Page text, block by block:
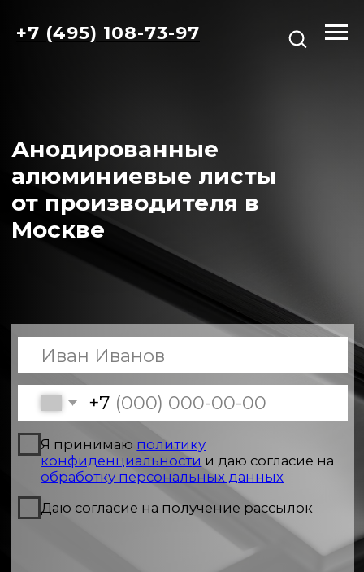
+7 (495) 108-73-97
от производителя в
Москве
обработку персональных данных
Даю согласие на получение рассылок
Рассчитать стоимость